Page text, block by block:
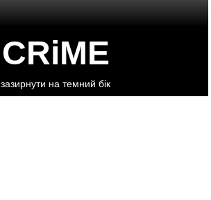
CRiME
зазирнути на темний бік